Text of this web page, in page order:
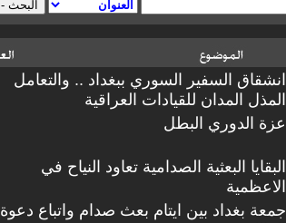
انشقاق السفير السوري ببغداد .. والتعامل
المذل المدان للقيادات العراقية
عزة الدوري البطل
البقايا البعثية الصدامية تعاود النياح في
الاعظمية
جمعة بغداد بين ايتام بعث صدام واتباع دعوة